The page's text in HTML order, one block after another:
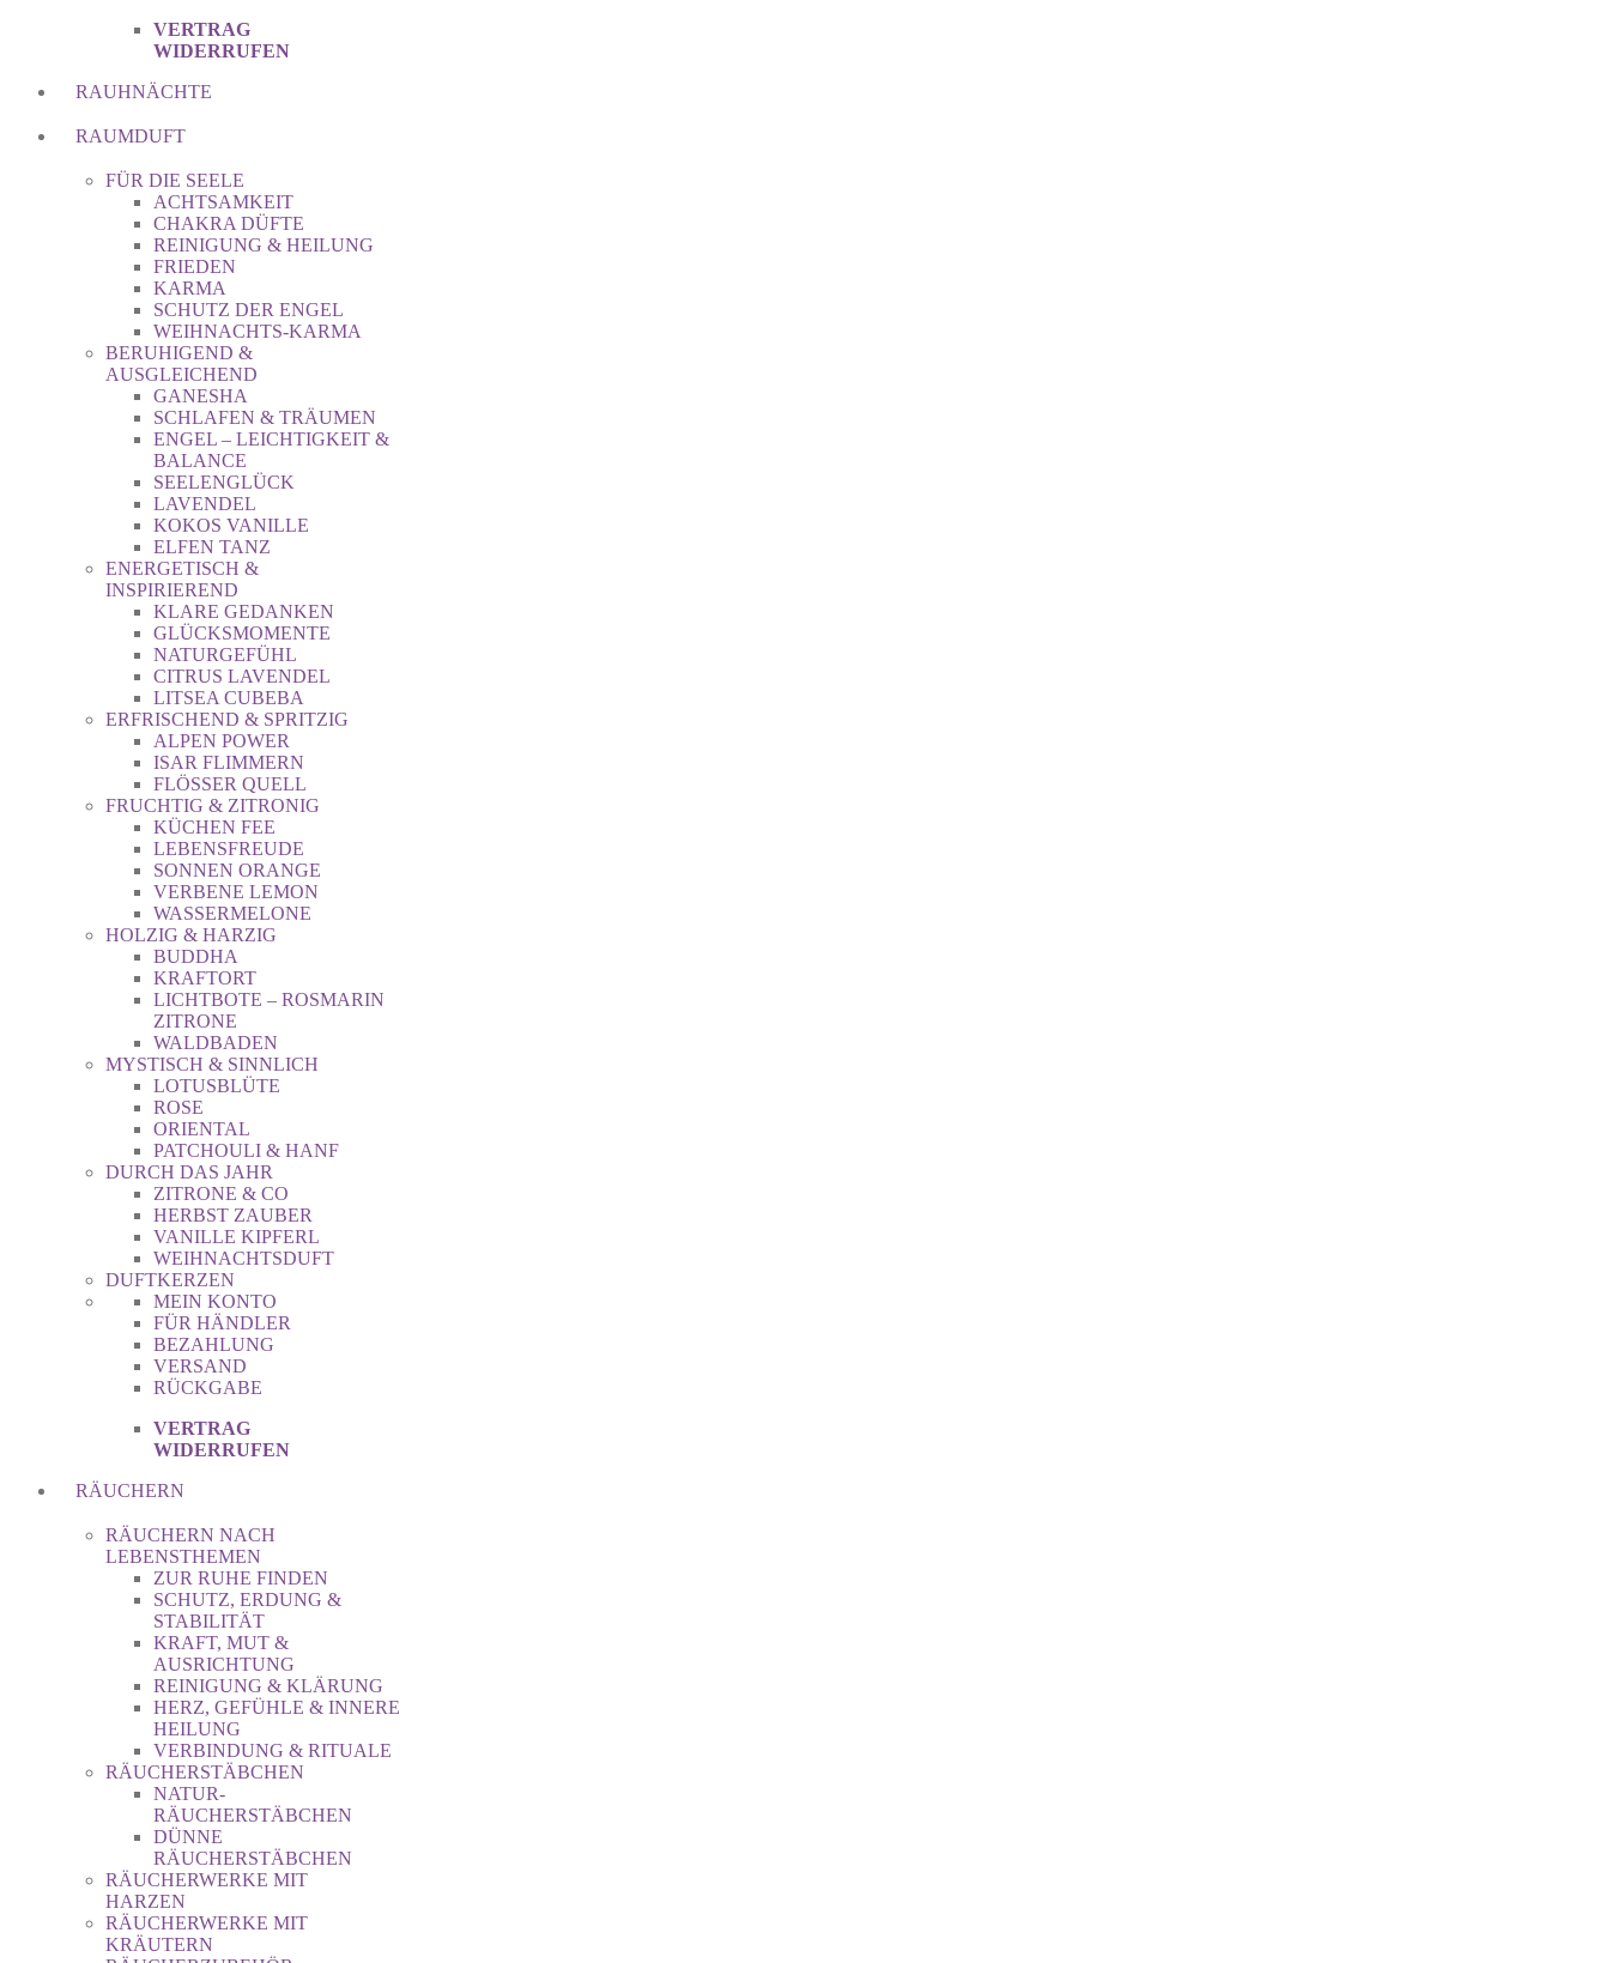
VERTRAG
WIDERRUFEN
RAUHNÄCHTE
RAUMDUFT
FÜR DIE SEELE
ACHTSAMKEIT
CHAKRA DÜFTE
REINIGUNG & HEILUNG
FRIEDEN
KARMA
SCHUTZ DER ENGEL
WEIHNACHTS-KARMA
BERUHIGEND &
AUSGLEICHEND
GANESHA
SCHLAFEN & TRÄUMEN
ENGEL – LEICHTIGKEIT &
BALANCE
SEELENGLÜCK
LAVENDEL
KOKOS VANILLE
ELFEN TANZ
ENERGETISCH &
INSPIRIEREND
KLARE GEDANKEN
GLÜCKSMOMENTE
NATURGEFÜHL
CITRUS LAVENDEL
LITSEA CUBEBA
ERFRISCHEND & SPRITZIG
ALPEN POWER
ISAR FLIMMERN
FLÖSSER QUELL
FRUCHTIG & ZITRONIG
KÜCHEN FEE
LEBENSFREUDE
SONNEN ORANGE
VERBENE LEMON
WASSERMELONE
HOLZIG & HARZIG
BUDDHA
KRAFTORT
LICHTBOTE – ROSMARIN
ZITRONE
WALDBADEN
MYSTISCH & SINNLICH
LOTUSBLÜTE
ROSE
ORIENTAL
PATCHOULI & HANF
DURCH DAS JAHR
ZITRONE & CO
HERBST ZAUBER
VANILLE KIPFERL
WEIHNACHTSDUFT
DUFTKERZEN
MEIN KONTO
FÜR HÄNDLER
BEZAHLUNG
VERSAND
RÜCKGABE
VERTRAG
WIDERRUFEN
RÄUCHERN
RÄUCHERN NACH
LEBENSTHEMEN
ZUR RUHE FINDEN
SCHUTZ, ERDUNG &
STABILITÄT
KRAFT, MUT &
AUSRICHTUNG
REINIGUNG & KLÄRUNG
HERZ, GEFÜHLE & INNERE
HEILUNG
VERBINDUNG & RITUALE
RÄUCHERSTÄBCHEN
NATUR-
RÄUCHERSTÄBCHEN
DÜNNE
RÄUCHERSTÄBCHEN
RÄUCHERWERKE MIT
HARZEN
RÄUCHERWERKE MIT
KRÄUTERN